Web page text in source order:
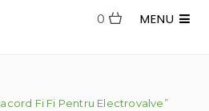
MENU
0
Fi Fi Pentru Electrovalve”